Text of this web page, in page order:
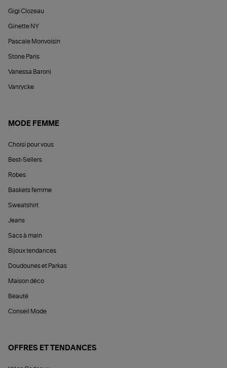
Gigi Clozeau
Ginette NY
Pascale Monvoisin
Stone Paris
Vanessa Baroni
Vanrycke
MODE FEMME
Choisi pour vous
Best-Sellers
Robes
Baskets femme
Sweatshirt
Jeans
Sacs à main
Bijoux tendances
Doudounes et Parkas
Maison déco
Beauté
Conseil Mode
OFFRES ET TENDANCES